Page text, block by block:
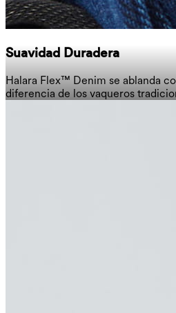
Suavidad Duradera
Halara Flex™ Denim se ablanda
diferencia de los vaqueros